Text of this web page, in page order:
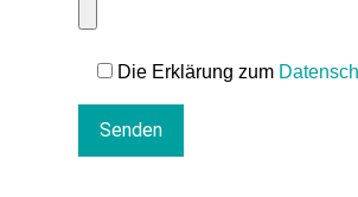
Die Erklärung zum